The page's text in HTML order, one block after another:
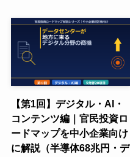
【第1回】デジタル・AI・
コンテンツ編｜官民投資ロ
ードマップを中小企業向け
に解説（半導体68兆円・デ